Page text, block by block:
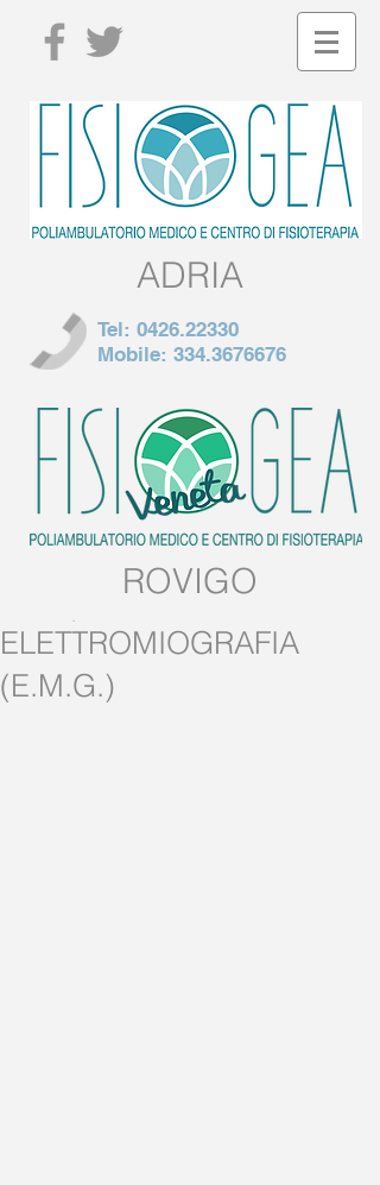
ADRIA
Tel: 0426.22330
Mobile: 334.3676676
ROVIGO
Tel: 0425.539382
Mobile: 389.5728858
ELETTROMIOGRAFIA
(E.M.G.)